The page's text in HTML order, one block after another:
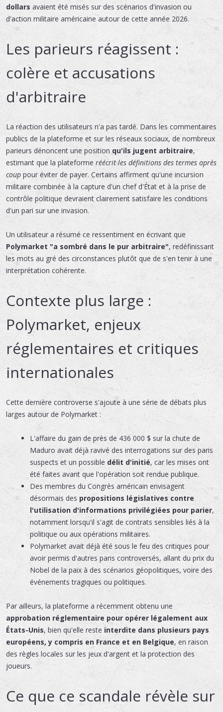
dollars avaient été misés sur des scénarios d'invasion ou
d'action militaire américaine autour de cette année 2026.
Les parieurs réagissent :
colère et accusations
d'arbitraire
La réaction des utilisateurs n'a pas tardé. Dans les commentaires
publics de la plateforme et sur les réseaux sociaux, de nombreux
parieurs dénoncent une position qu'ils jugent arbitraire,
estimant que la plateforme réécrit les définitions des termes après
coup pour éviter de payer. Certains affirment qu'une incursion
militaire combinée à la capture d'un chef d'État et à la prise de
contrôle politique devraient clairement satisfaire les conditions
d'un pari sur une invasion.
Un utilisateur a résumé ce ressentiment en écrivant que
Polymarket "a sombré dans le pur arbitraire", redéfinissant
les mots au gré des circonstances plutôt que de s'en tenir à une
interprétation cohérente.
Contexte plus large :
Polymarket, enjeux
réglementaires et critiques
internationales
Cette dernière controverse s'ajoute à une série de débats plus
larges autour de Polymarket :
L'affaire du gain de près de 436 000 $ sur la chute de
Maduro avait déjà ravivé des interrogations sur des paris
suspects et un possible délit d'initié, car les mises ont
été faites avant que l'opération soit rendue publique.
Des membres du Congrès américain envisagent
désormais des propositions législatives contre
l'utilisation d'informations privilégiées pour parier,
notamment lorsqu'il s'agit de contrats sensibles liés à la
politique ou aux opérations militaires.
Polymarket avait déjà été sous le feu des critiques pour
avoir permis d'autres paris controversés, allant du prix du
Nobel de la paix à des scénarios géopolitiques, voire des
événements tragiques ou politiques.
Par ailleurs, la plateforme a récemment obtenu une
approbation réglementaire pour opérer légalement aux
États-Unis, bien qu'elle reste interdite dans plusieurs pays
européens, y compris en France et en Belgique, en raison
des règles locales sur les jeux d'argent et la protection des
joueurs.
Ce que ce scandale révèle sur